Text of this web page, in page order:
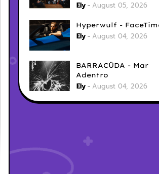
Care
Ely August 05, 2026
Hyperwulf -
Ely August 04, 2026
BARRACÜDA - Mar
Adentro
Ely August 04, 2026